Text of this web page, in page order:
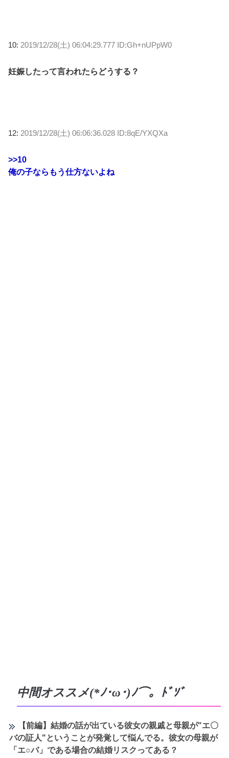
10: 2019/12/28(土) 06:04:29.777 ID:Gh+nUPpW0
妊娠したって言われたらどうする？
12: 2019/12/28(土) 06:06:36.028 ID:8qE/YXQXa
>>10
俺の子ならもう仕方ないよね
中間オススメ(*ﾉ･ω･)ﾉ⌒。ﾄﾞｿﾞ
【前編】結婚の話が出ている彼女の親戚と母親が"エ〇
バの証人"ということが発覚して悩んでる。彼女の母親が
「エ○バ」である場合の結婚リスクってある？